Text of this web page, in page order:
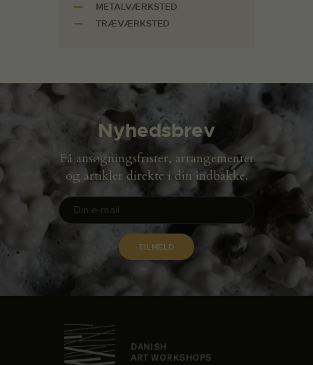
METALVÆRKSTED
TRÆVÆRKSTED
Nyhedsbrev
Få ansøgningsfrister, arrangementer
og artikler direkte i din indbakke.